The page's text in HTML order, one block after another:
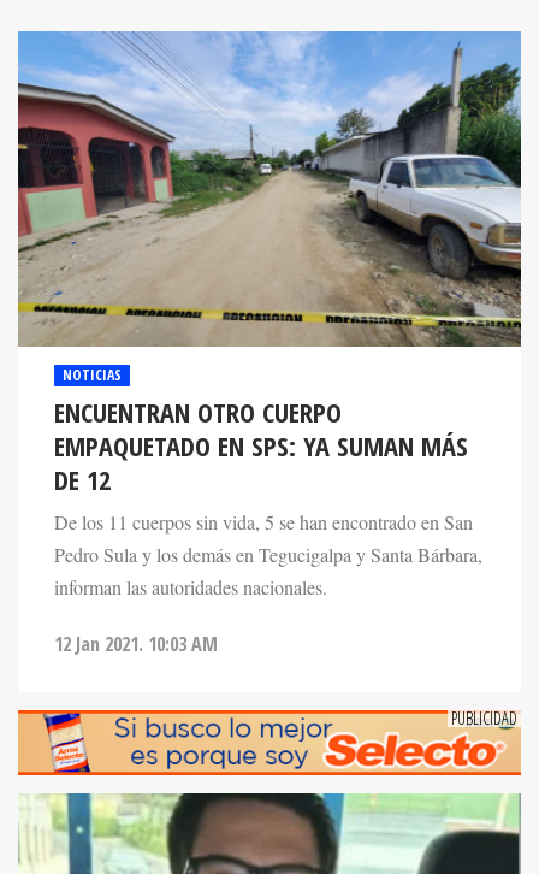
NOTICIAS
ENCUENTRAN OTRO CUERPO
EMPAQUETADO EN SPS: YA SUMAN MÁS
DE 12
De los 11 cuerpos sin vida, 5 se han encontrado en San
Pedro Sula y los demás en Tegucigalpa y Santa Bárbara,
informan las autoridades nacionales.
12 Jan 2021. 10:03 AM